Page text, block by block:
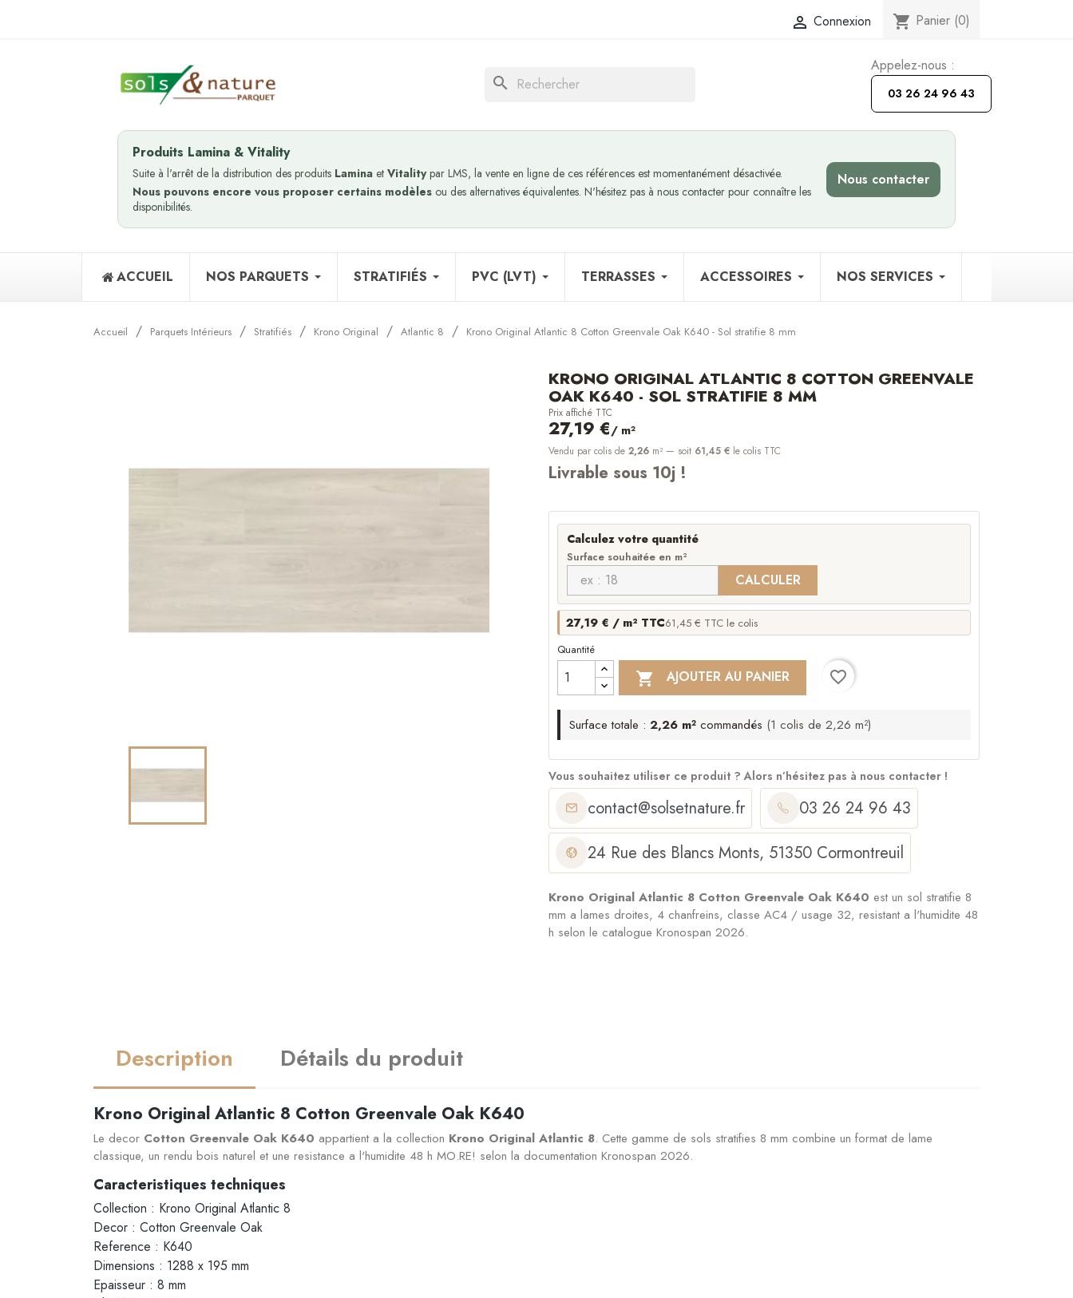
 Connexion shopping_cart Panier (0)
search
Appelez-nous :
03 26 24 96 43
Produits Lamina & Vitality
Suite à l'arrêt de la distribution des produits Lamina et Vitalitypar LMS, la vente en ligne de ces références est momentanément désactivée.
Nous pouvons encore vous proposer certains modèles ou des alternatives équivalentes. N'hésitez pas à nous contacter pour connaître les
disponibilités.
Nous contacter
ACCUEIL NOS PARQUETS STRATIFIÉS PVC (LVT) TERRASSES ACCESSOIRES NOS SERVICES
Accueil Parquets Intérieurs Stratifiés Krono Original Atlantic 8 Krono Original Atlantic 8 Cotton Greenvale Oak K640 - Sol stratifie 8 mm
KRONO ORIGINAL ATLANTIC 8 COTTON GREENVALE
OAK K640 - SOL STRATIFIE 8 MM
Prix affiché TTC
27,19 €/ m²
Vendu par colis de 2,26 m² — soit 61,45 € le colis TTC
Livrable sous 10j !
Calculez votre quantité
Surface souhaitée en m²
CALCULER
27,19 € / m² TTC61,45 € TTC le colis
Quantité
 AJOUTER AU PANIER favorite_border
Surface totale : 2,26 m²commandés (1 colis de 2,26 m²)
Vous souhaitez utiliser ce produit ?Alors n’hésitez pas à nous contacter !
contact@solsetnature.fr
03 26 24 96 43
24 Rue des Blancs Monts, 51350 Cormontreuil
Krono Original Atlantic 8 Cotton Greenvale Oak K640 est un sol stratifie 8
mm a lames droites, 4 chanfreins, classe AC4 / usage 32, resistant a l'humidite 48
h selon le catalogue Kronospan 2026.
Description Détails du produit
Krono Original Atlantic 8 Cotton Greenvale Oak K640
Le decor Cotton Greenvale Oak K640 appartient a la collection Krono Original Atlantic 8. Cette gamme de sols stratifies 8 mm combine un format de lame
classique, un rendu bois naturel et une resistance a l'humidite 48 h MO.RE! selon la documentation Kronospan 2026.
Caracteristiques techniques
Collection : Krono Original Atlantic 8
Decor : Cotton Greenvale Oak
Reference : K640
Dimensions : 1288 x 195 mm
Epaisseur : 8 mm